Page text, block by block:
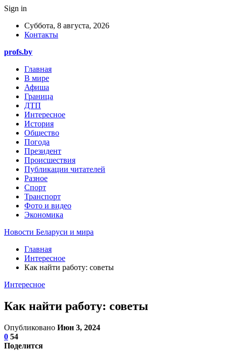
Sign in
Суббота, 8 августа, 2026
Контакты
profs.by
Главная
В мире
Афиша
Граница
ДТП
Интересное
История
Общество
Погода
Президент
Происшествия
Публикации читателей
Разное
Спорт
Транспорт
Фото и видео
Экономика
Новости Беларуси и мира
Главная
Интересное
Как найти работу: советы
Интересное
Как найти работу: советы
Опубликовано Июн 3, 2024
0 54
Поделится